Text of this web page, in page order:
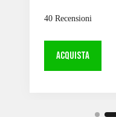
40 Recensioni
ACQUISTA